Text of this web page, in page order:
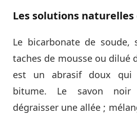
Les solutions
Le bicarbonate de soude,
taches de mousse ou dilué
est un abrasif doux qui
bitume. Le savon
dégraisser une allée ;